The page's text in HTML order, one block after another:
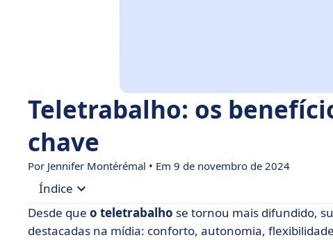
Teletrabalho: os
chave
Por Jennifer Montérémal • Em 9 de novembro de 2024
Índice
• Os benefícios do teletrabalho para o empregador
Desde que o teletrabalho se tornou mais difundido,
destacadas na mídia: conforto, autonomia,